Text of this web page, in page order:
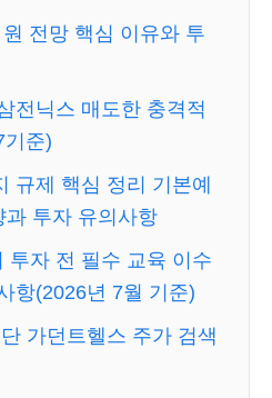
전망 핵심 이유와 투
전닉스 매도한 충격적
기준)
규제 핵심 정리 기본예
과 투자 유의사항
투자 전 필수 교육 이수
항(2026년 7월 기준)
가던트헬스 주가 검색